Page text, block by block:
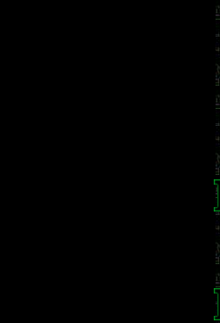
浦和2－1広島 得点／35分･闘